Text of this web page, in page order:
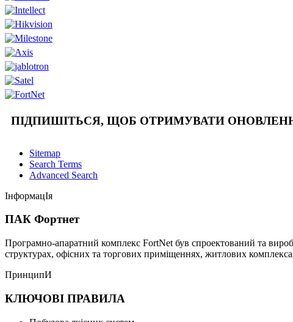
ПІДПИШІТЬСЯ, ЩОБ ОТРИМУВАТИ
Sitemap
Search Terms
Advanced Search
ІнформацІя
ПАК Фортнет
Програмно-апаратний комплекс FortNet був спроектований та
структурах, офісних та торгових приміщеннях, житлових
ПринципИ
КЛЮЧОВІ ПРАВИЛА